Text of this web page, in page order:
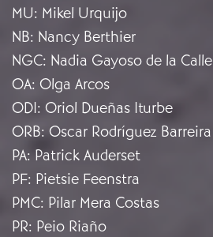
MU: Mikel Urquijo
NB: Nancy Berthier
NGC: Nadia Gayoso de la Calle
OA: Olga Arcos
ODI: Oriol Dueñas Iturbe
ORB: Oscar Rodríguez Barreira
PA: Patrick Auderset
PF: Pietsie Feenstra
PMC: Pilar Mera Costas
PR: Peio Riaño